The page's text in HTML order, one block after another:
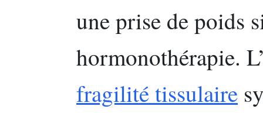
une prise de poids
hormonothérapie.
fragilité tissulaire